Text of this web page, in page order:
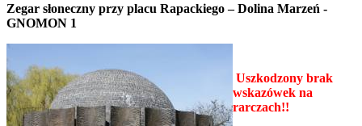
Zegar słoneczny przy placu Rapackiego – Dolina Marzeń -
GNOMON 1
Uszkodzony brak
wskazówek na
rarczach!!